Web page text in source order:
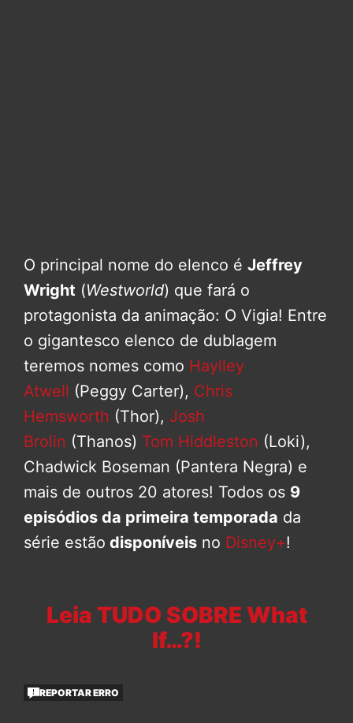
O principal nome do elenco é Jeffrey
Wright (Westworld) que fará o
protagonista da animação: O Vigia! Entre
o gigantesco elenco de dublagem
teremos nomes como Haylley
Atwell (Peggy Carter), Chris
Hemsworth (Thor), Josh
Brolin (Thanos) Tom Hiddleston (Loki),
Chadwick Boseman (Pantera Negra) e
mais de outros 20 atores! Todos os 9
episódios da primeira temporada da
série estão disponíveis no Disney+!
Leia TUDO SOBRE What
If…?!
REPORTAR ERRO